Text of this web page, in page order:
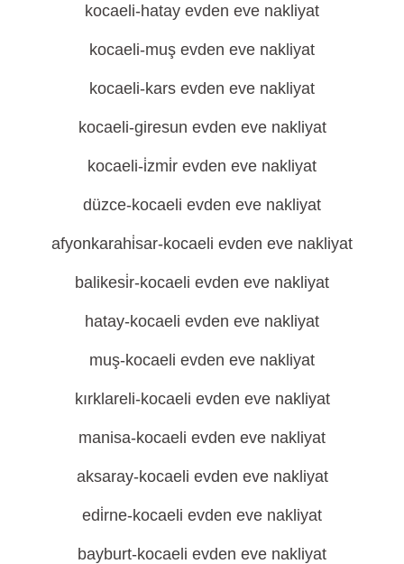
kocaeli-hatay evden eve nakliyat
kocaeli-muş evden eve nakliyat
kocaeli-kars evden eve nakliyat
kocaeli-giresun evden eve nakliyat
kocaeli-i̇zmi̇r evden eve nakliyat
düzce-kocaeli evden eve nakliyat
afyonkarahi̇sar-kocaeli evden eve nakliyat
balikesi̇r-kocaeli evden eve nakliyat
hatay-kocaeli evden eve nakliyat
muş-kocaeli evden eve nakliyat
kırklareli-kocaeli evden eve nakliyat
manisa-kocaeli evden eve nakliyat
aksaray-kocaeli evden eve nakliyat
edi̇rne-kocaeli evden eve nakliyat
bayburt-kocaeli evden eve nakliyat